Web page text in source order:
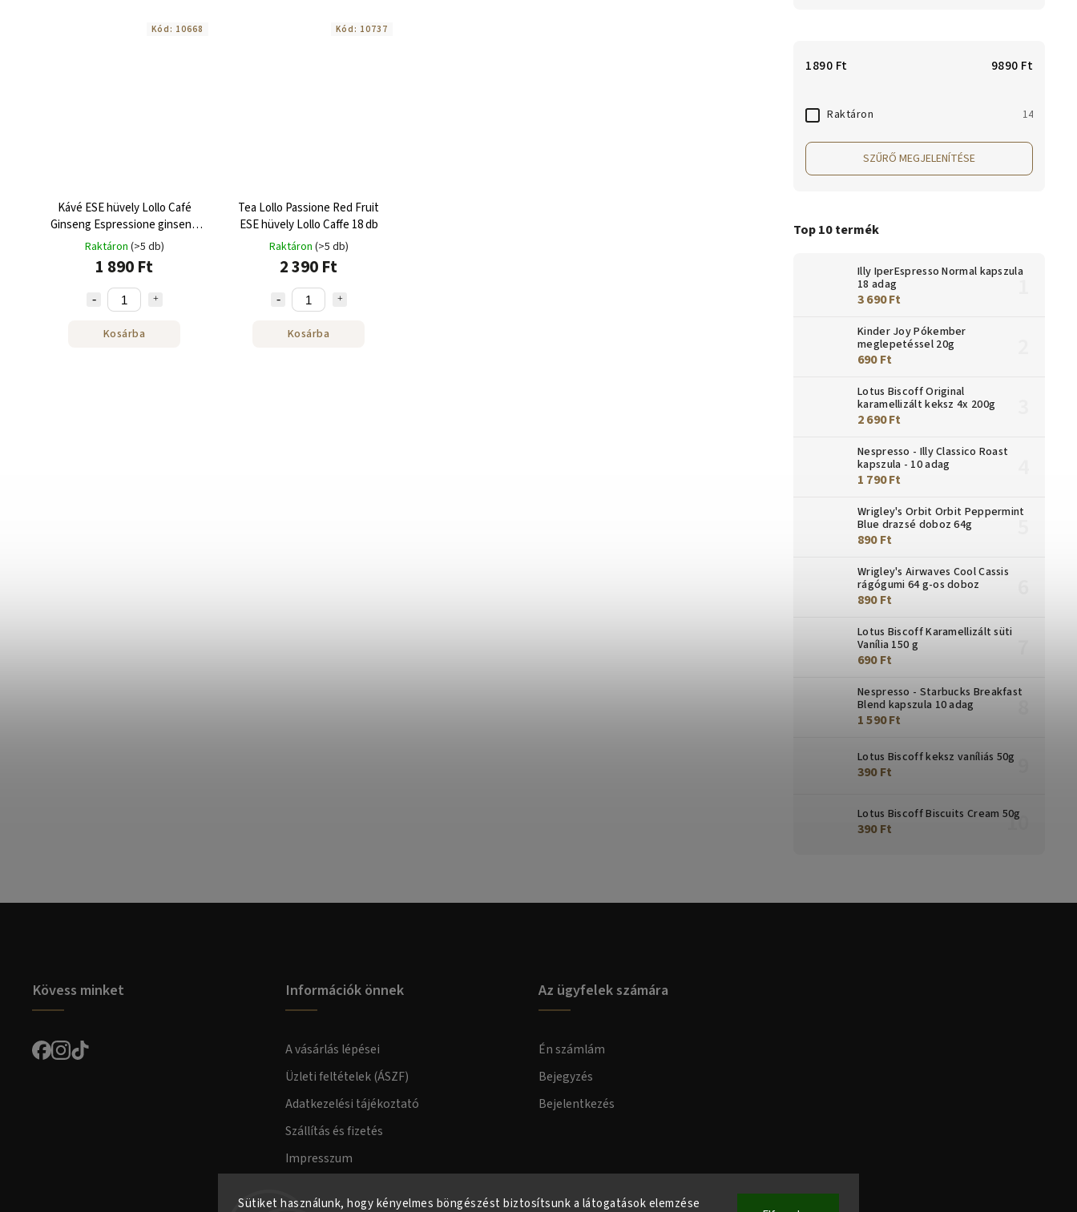
Sütiket használunk, hogy kényelmes böngészést biztosítsunk a látogatások elemzése
1890 Ft 9890 Ft
Raktáron 14
SZŰRŐ MEGJELENÍTÉSE
Top 10 termék
Illy IperEspresso Normal kapszula
18 adag
3 690 Ft
Kinder Joy Pókember
meglepetéssel 20g
690 Ft
Lotus Biscoff Original
karamellizált keksz 4x 200g
2 690 Ft
Nespresso - Illy Classico Roast
kapszula - 10 adag
1 790 Ft
Wrigley's Orbit Orbit Peppermint
Blue drazsé doboz 64g
890 Ft
Wrigley's Airwaves Cool Cassis
rágógumi 64 g-os doboz
890 Ft
Lotus Biscoff Karamellizált süti
Vanília 150 g
690 Ft
Nespresso - Starbucks Breakfast
Blend kapszula 10 adag
1 590 Ft
Lotus Biscoff keksz vaníliás 50g
390 Ft
Lotus Biscoff Biscuits Cream 50g
390 Ft
Kávé ESE hüvely Lollo Café
Ginseng Espressione ginseng
espresso 18 db
Raktáron (>5 db)
1 890 Ft
Kosárba
Kód: 10668
Tea Lollo Passione Red Fruit
ESE hüvely Lollo Caffe 18 db
Raktáron (>5 db)
2 390 Ft
Kosárba
Kód: 10737
Kövess minket Információk önnek
A vásárlás lépései
Üzleti feltételek (ÁSZF)
Adatkezelési tájékoztató
Szállítás és fizetés
Impresszum
Az ügyfelek számára
Én számlám
Bejegyzés
Bejelentkezés